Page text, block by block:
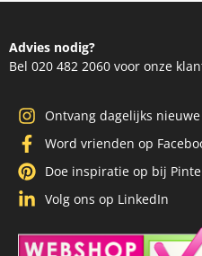
Advies nodig?
Bel 020 482 2060 voor onze
Ontvang dagelijks
Word vrienden op
Doe inspiratie op bij
Volg ons op LinkedIn